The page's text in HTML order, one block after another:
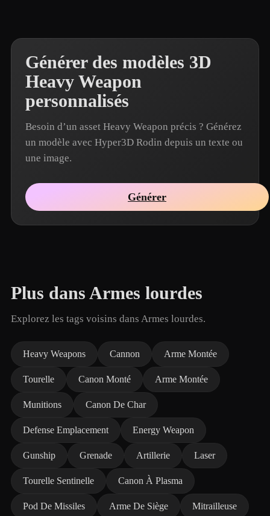
Générer des modèles 3D
Heavy Weapon
personnalisés
Besoin d’un asset Heavy Weapon précis ? Générez
un modèle avec Hyper3D Rodin depuis un texte ou
une image.
Générer
Plus dans Armes lourdes
Explorez les tags voisins dans Armes lourdes.
Heavy Weapons Cannon Arme Montée
Tourelle Canon Monté Arme Montée
Munitions Canon De Char
Defense Emplacement Energy Weapon
Gunship Grenade Artillerie Laser
Tourelle Sentinelle Canon À Plasma
Pod De Missiles Arme De Siège Mitrailleuse